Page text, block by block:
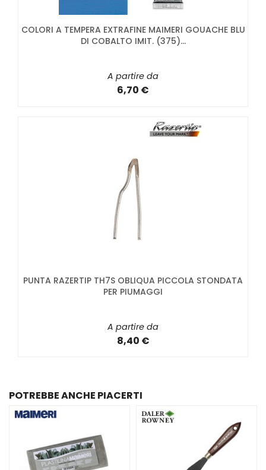
COLORI A TEMPERA EXTRAFINE MAIMERI GOUACHE BLU
DI COBALTO IMIT. (375)...
A partire da
6,70 €
PUNTA RAZERTIP TH7S OBLIQUA PICCOLA STONDATA
PER PIUMAGGI
A partire da
8,40 €
POTREBBE ANCHE PIACERTI